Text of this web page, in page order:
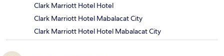
Clark Marriott Hotel Hotel
Clark Marriott Hotel Mabalacat City
Clark Marriott Hotel Hotel Mabalacat City